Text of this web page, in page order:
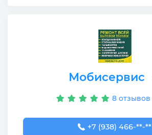
Мобисервис
8 отзывов
+7 (938) 466-06-36
+7 (938) 466-**-**